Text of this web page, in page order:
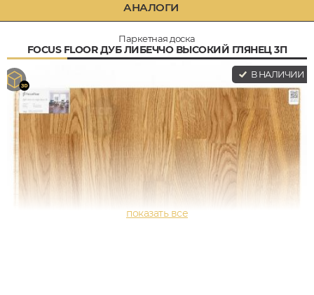
АНАЛОГИ
Паркетная доска
FOCUS FLOOR ДУБ ЛИБЕЧЧО ВЫСОКИЙ ГЛЯНЕЦ 3П
В НАЛИЧИИ